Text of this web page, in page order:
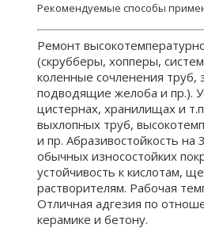
Рекомендуемые способы
Ремонт
(скрубберы, хопперы,
коленные сочленения
подводящие желоба и пр.).
цистернах, хранилищах и
выхлопных труб,
и пр. Абразивостойкость
обычных износостойких
устойчивость к кислотам,
растворителям. Рабочая
Отличная адгезия по
керамике и бетону.